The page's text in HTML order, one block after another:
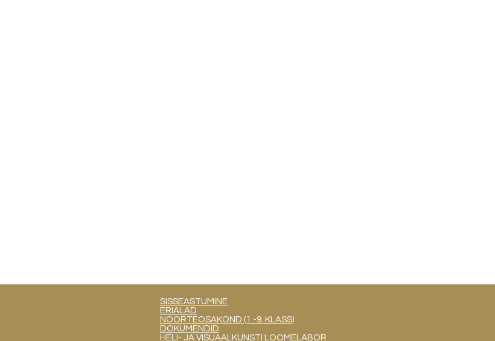
SISSEASTUMINE
ERIALAD
NOORTEOSAKOND (1.-9. KLASS)
DOKUMENDID
HELI- JA VISUAALKUNSTI LOOMELABOR